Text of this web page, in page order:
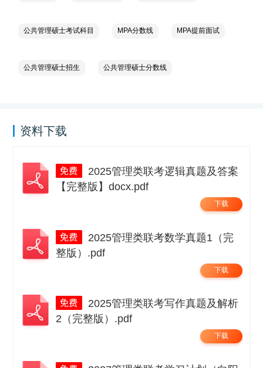
公共管理硕士考试科目 MPA分数线 MPA提前面试
公共管理硕士招生 公共管理硕士分数线
资料下载
【完整版】docx.pdf
下载
整版）.pdf
下载
2（完整版）.pdf
下载